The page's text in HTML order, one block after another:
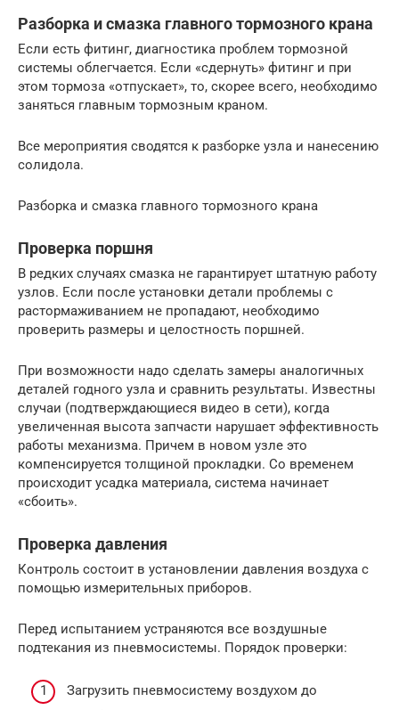
Разборка и смазка главного тормозного крана
Если есть фитинг, диагностика проблем тормозной
системы облегчается. Если «сдернуть» фитинг и при
этом тормоза «отпускает», то, скорее всего, необходимо
заняться главным тормозным краном.
Все мероприятия сводятся к разборке узла и нанесению
солидола.
Разборка и смазка главного тормозного крана
Проверка поршня
В редких случаях смазка не гарантирует штатную работу
узлов. Если после установки детали проблемы с
растормаживанием не пропадают, необходимо
проверить размеры и целостность поршней.
При возможности надо сделать замеры аналогичных
деталей годного узла и сравнить результаты. Известны
случаи (подтверждающиеся видео в сети), когда
увеличенная высота запчасти нарушает эффективность
работы механизма. Причем в новом узле это
компенсируется толщиной прокладки. Со временем
происходит усадка материала, система начинает
«сбоить».
Проверка давления
Контроль состоит в установлении давления воздуха с
помощью измерительных приборов.
Перед испытанием устраняются все воздушные
подтекания из пневмосистемы. Порядок проверки:
Загрузить пневмосистему воздухом до